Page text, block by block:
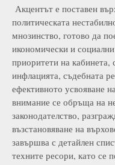
Акцентът е поставен
политическата
мнозинство, готово да
икономически и
приоритети на кабинета,
инфлацията, съдебната
ефективното усвояване
внимание се обръща на
законодателство,
възстановяване на
завършва с детайлен
техните ресори, като се